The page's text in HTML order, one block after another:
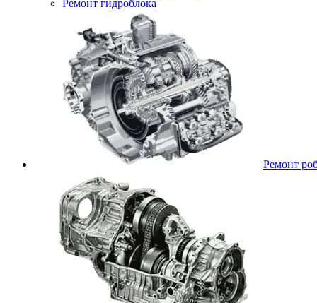
Ремонт гидроблока
Ремонт